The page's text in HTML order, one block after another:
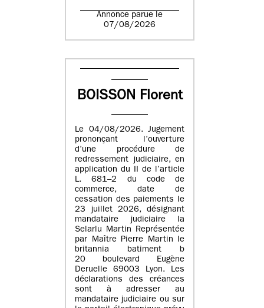
Annonce parue le
07/08/2026
BOISSON Florent
Le 04/08/2026. Jugement
prononçant l’ouverture
d’une procédure de
redressement judiciaire, en
application du II de l’article
L. 681–2 du code de
commerce, date de
cessation des paiements le
23 juillet 2026, désignant
mandataire judiciaire la
Selarlu Martin Représentée
par Maître Pierre Martin le
britannia batiment b
20 boulevard Eugène
Deruelle 69003 Lyon. Les
déclarations des créances
sont à adresser au
mandataire judiciaire ou sur